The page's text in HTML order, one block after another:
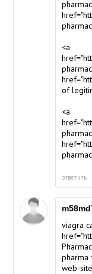
<a
of
<a
ответить
viagra
web-site